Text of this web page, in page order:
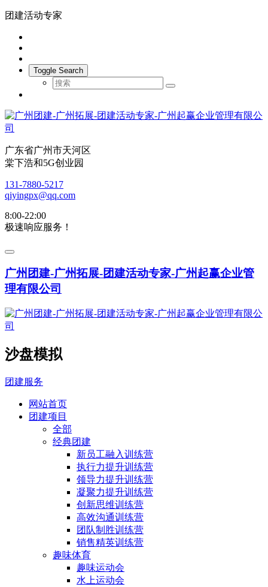
团建活动专家
Toggle Search
广东省广州市天河区
棠下浩和5G创业园
131-7880-5217
qiyingpx@qq.com
8:00-22:00
极速响应服务！
广州团建-广州拓展-团建活动专家-广州起赢企业管
理有限公司
沙盘模拟
团建服务
网站首页
团建项目
全部
经典团建
新员工融入训练营
执行力提升训练营
领导力提升训练营
凝聚力提升训练营
创新思维训练营
高效沟通训练营
团队制胜训练营
销售精英训练营
趣味体育
趣味运动会
水上运动会